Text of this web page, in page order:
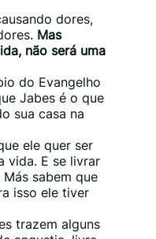
dores,
Mas
não será uma
do Evangelho
Jabes é o que
sua casa na
ele quer ser
vida. E se livrar
sabem que
isso ele tiver
trazem alguns